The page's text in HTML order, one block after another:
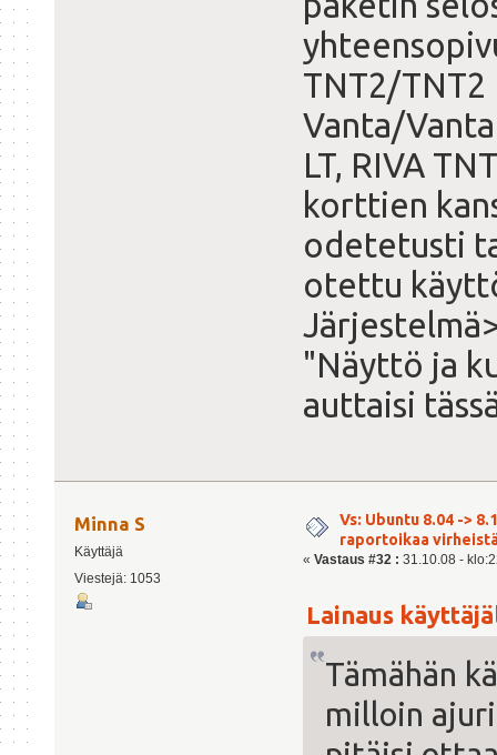
TNT2/TNT2
Vanta/Vanta
LT, RIVA
korttien
odetetusti
otettu
"Näyttö ja
auttaisi
Minna S
Käyttäjä
Viestejä: 1053
Vs: Ubuntu 8.04 ->
raportoikaa
« Vastaus #32 : 31.10.08 -
Lainaus
Tämähän
milloin